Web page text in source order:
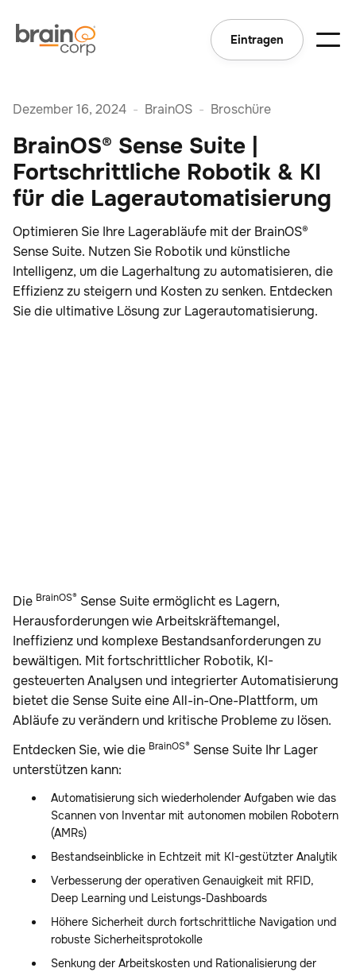
Eintragen
Dezember 16, 2024 - BrainOS - Broschüre
BrainOS® Sense Suite |
Fortschrittliche Robotik & KI
für die Lagerautomatisierung
Optimieren Sie Ihre Lagerabläufe mit der BrainOS®
Sense Suite. Nutzen Sie Robotik und künstliche
Intelligenz, um die Lagerhaltung zu automatisieren, die
Effizienz zu steigern und Kosten zu senken. Entdecken
Sie die ultimative Lösung zur Lagerautomatisierung.
Die BrainOS® Sense Suite ermöglicht es Lagern,
Herausforderungen wie Arbeitskräftemangel,
Ineffizienz und komplexe Bestandsanforderungen zu
bewältigen. Mit fortschrittlicher Robotik, KI-
gesteuerten Analysen und integrierter Automatisierung
bietet die Sense Suite eine All-in-One-Plattform, um
Abläufe zu verändern und kritische Probleme zu lösen.
Entdecken Sie, wie die BrainOS® Sense Suite Ihr Lager
unterstützen kann:
Automatisierung sich wiederholender Aufgaben wie das
Scannen von Inventar mit autonomen mobilen Robotern
(AMRs)
Bestandseinblicke in Echtzeit mit KI-gestützter Analytik
Verbesserung der operativen Genauigkeit mit RFID,
Deep Learning und Leistungs-Dashboards
Höhere Sicherheit durch fortschrittliche Navigation und
robuste Sicherheitsprotokolle
Senkung der Arbeitskosten und Rationalisierung der